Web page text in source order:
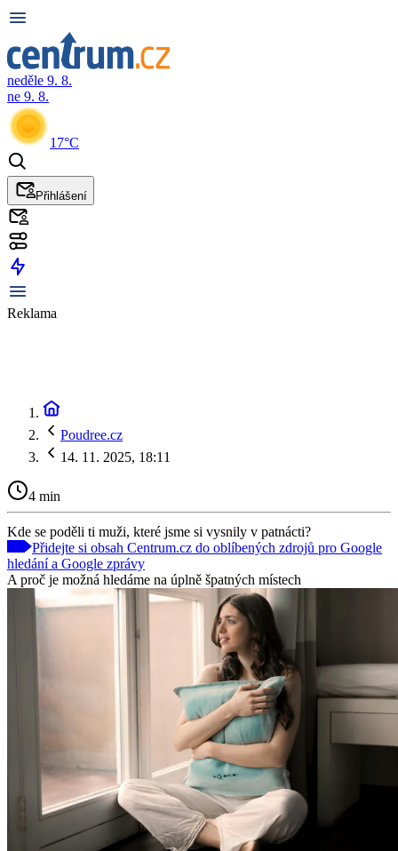
neděle 9. 8.
ne 9. 8.
17°C
Přihlášení
Reklama
Poudree.cz
14. 11. 2025, 18:11
4 min
Kde se poděli ti muži, které jsme si vysnily v patnácti?
Přidejte si obsah Centrum.cz do oblíbených zdrojů pro Google
hledání a Google zprávy
A proč je možná hledáme na úplně špatných místech